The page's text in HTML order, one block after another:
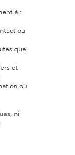
à :
ou
que
et
ou
ni